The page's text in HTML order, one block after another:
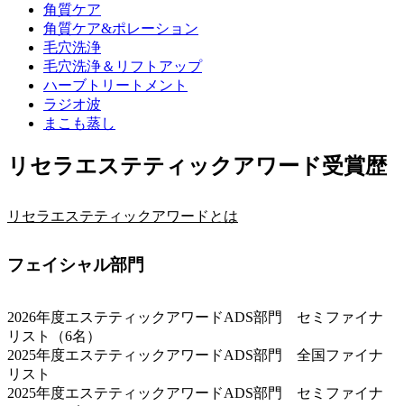
角質ケア
角質ケア&ポレーション
毛穴洗浄
毛穴洗浄＆リフトアップ
ハーブトリートメント
ラジオ波
まこも蒸し
リセラエステティックアワード受賞歴
リセラエステティックアワードとは
フェイシャル部門
2026年度エステティックアワードADS部門 セミファイナ
リスト（6名）
2025年度エステティックアワードADS部門 全国ファイナ
リスト
2025年度エステティックアワードADS部門 セミファイナ